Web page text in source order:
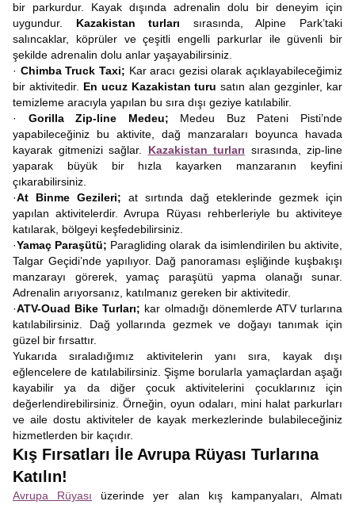
bir parkurdur. Kayak dışında adrenalin dolu bir deneyim için
uygundur. Kazakistan turları sırasında, Alpine Park’taki
salıncaklar, köprüler ve çeşitli engelli parkurlar ile güvenli bir
şekilde adrenalin dolu anlar yaşayabilirsiniz.
· Chimba Truck Taxi; Kar aracı gezisi olarak açıklayabileceğimiz
bir aktivitedir. En ucuz Kazakistan turusatın alan gezginler, kar
temizleme aracıyla yapılan bu sıra dışı geziye katılabilir.
· Gorilla Zip-line Medeu; Medeu Buz Pateni Pisti’nde
yapabileceğiniz bu aktivite, dağ manzaraları boyunca havada
kayarak gitmenizi sağlar. Kazakistan turları sırasında, zip-line
yaparak büyük bir hızla kayarken manzaranın keyfini
çıkarabilirsiniz.
·At Binme Gezileri; at sırtında dağ eteklerinde gezmek için
yapılan aktivitelerdir. Avrupa Rüyası rehberleriyle bu aktiviteye
katılarak, bölgeyi keşfedebilirsiniz.
·Yamaç Paraşütü; Paragliding olarak da isimlendirilen bu aktivite,
Talgar Geçidi’nde yapılıyor. Dağ panoraması eşliğinde kuşbakışı
manzarayı görerek, yamaç paraşütü yapma olanağı sunar.
Adrenalin arıyorsanız, katılmanız gereken bir aktivitedir.
·ATV-Ouad Bike Turları; kar olmadığı dönemlerde ATV turlarına
katılabilirsiniz. Dağ yollarında gezmek ve doğayı tanımak için
güzel bir fırsattır.
Yukarıda sıraladığımız aktivitelerin yanı sıra, kayak dışı
eğlencelere de katılabilirsiniz. Şişme borularla yamaçlardan aşağı
kayabilir ya da diğer çocuk aktivitelerini çocuklarınız için
değerlendirebilirsiniz. Örneğin, oyun odaları, mini halat parkurları
ve aile dostu aktiviteler de kayak merkezlerinde bulabileceğiniz
hizmetlerden bir kaçıdır.
Kış Fırsatları İle Avrupa Rüyası Turlarına
Katılın!
Avrupa Rüyası üzerinde yer alan kış kampanyaları, Almatı